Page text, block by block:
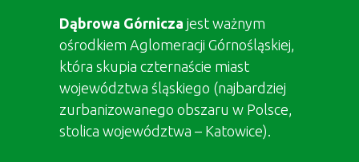
Dąbrowa Górnicza jest ważnym
ośrodkiem Aglomeracji Górnośląskiej,
która skupia czternaście miast
województwa śląskiego (najbardziej
zurbanizowanego obszaru w Polsce,
stolica województwa – Katowice).